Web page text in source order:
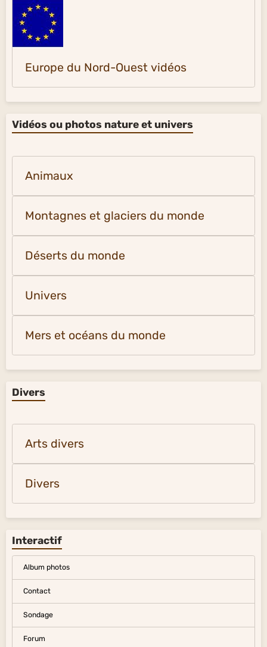
Europe du Nord-Ouest vidéos
Vidéos ou photos nature et univers
Animaux
Montagnes et glaciers du monde
Déserts du monde
Univers
Mers et océans du monde
Divers
Arts divers
Divers
Interactif
Album photos
Contact
Sondage
Forum